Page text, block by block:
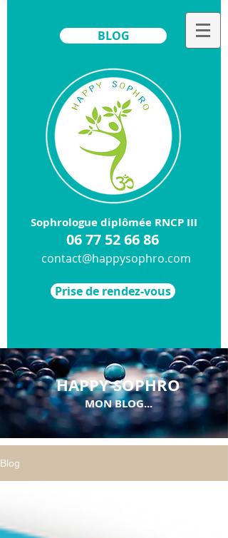
BLOG
Sophrologue diplômée RNCP III
​0677 52 66 86
contact@happysophro.com
Prise de rendez-vous
HAPPY SOPHRO
MON BLOG...
Blog